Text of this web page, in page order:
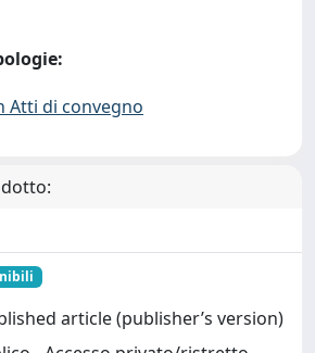
Atti di convegno
article (publisher’s version)